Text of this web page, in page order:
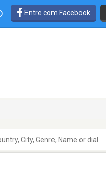
Entre com Facebook